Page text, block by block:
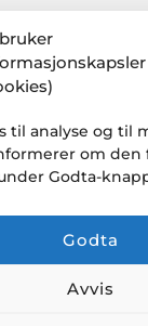
til analyse og til
om
Godta-
Godta
Avvis
på
og en
tilbud fra